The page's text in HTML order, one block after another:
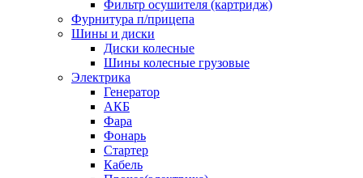
Фильтр осушителя (картридж)
Фурнитура п/прицепа
Шины и диски
Диски колесные
Шины колесные грузовые
Электрика
Генератор
АКБ
Фара
Фонарь
Стартер
Кабель